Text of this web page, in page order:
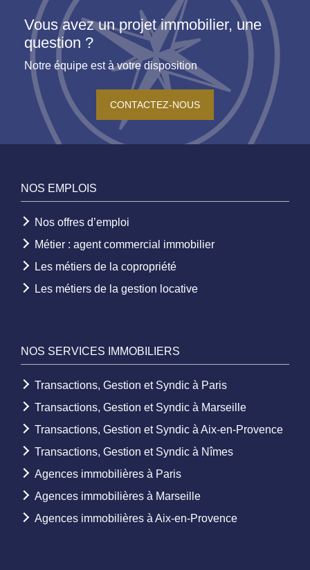
Vous avez un projet immobilier, une
question ?
Notre équipe est à votre disposition
CONTACTEZ-NOUS
NOS EMPLOIS
Nos offres d’emploi
Métier : agent commercial immobilier
Les métiers de la copropriété
Les métiers de la gestion locative
NOS SERVICES IMMOBILIERS
Transactions, Gestion et Syndic à Paris
Transactions, Gestion et Syndic à Marseille
Transactions, Gestion et Syndic à Aix-en-Provence
Transactions, Gestion et Syndic à Nîmes
Agences immobilières à Paris
Agences immobilières à Marseille
Agences immobilières à Aix-en-Provence